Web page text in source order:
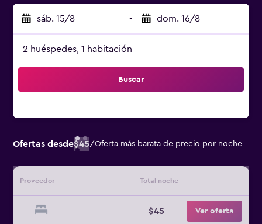
sáb. 15/8 - dom. 16/8
2 huéspedes, 1 habitación
Buscar
Ofertas desde$45/Oferta más barata de precio por noche
Proveedor Total noche
$45 Ver oferta